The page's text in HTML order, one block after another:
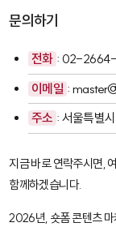
문의하기
전화 : 02-
이메일 :
주소 : 서울특별
지금 바로 연락주시면,
함께하겠습니다.
2026년, 숏폼 콘텐츠 마